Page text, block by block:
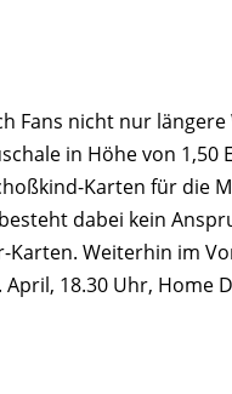
Fans nicht nur
in Höhe von 1,50
Karten für die
dabei kein
Karten. Weiterhin im
18.30 Uhr, Home